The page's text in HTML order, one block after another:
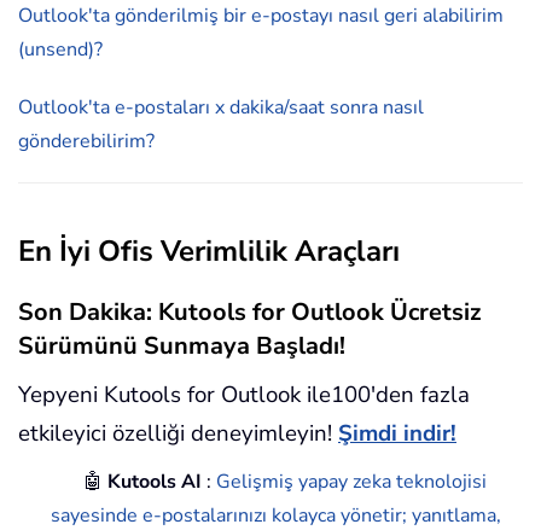
Outlook'ta gönderilmiş bir e-postayı nasıl geri alabilirim
(unsend)?
Outlook'ta e-postaları x dakika/saat sonra nasıl
gönderebilirim?
En İyi Ofis Verimlilik Araçları
Son Dakika: Kutools for Outlook Ücretsiz
Sürümünü Sunmaya Başladı!
Yepyeni Kutools for Outlook ile100'den fazla
etkileyici özelliği deneyimleyin! Şimdi indir!
🤖 Kutools AI : Gelişmiş yapay zeka teknolojisi
sayesinde e-postalarınızı kolayca yönetir; yanıtlama,